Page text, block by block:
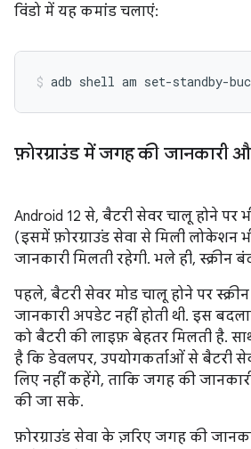
विंडो में यह कमांड चलाएं:
adb shell am set-standby-
फ़ोरग्राउंड में जगह की जानकारी
Android 12 से, बैटरी सेवर चालू होने पर
(इसमें फ़ोरग्राउंड सेवा से मिली लोकेशन
जानकारी मिलती रहेगी. भले ही, स्क्रीन
पहले, बैटरी सेवर मोड चालू होने पर
जानकारी अपडेट नहीं होती थी. इस
को बैटरी की लाइफ़ बेहतर मिलती है.
है कि डेवलपर, उपयोगकर्ताओं से बैटरी
लिए नहीं कहेंगे, ताकि जगह की
की जा सके.
फ़ोरग्राउंड सेवा के ज़रिए जगह की